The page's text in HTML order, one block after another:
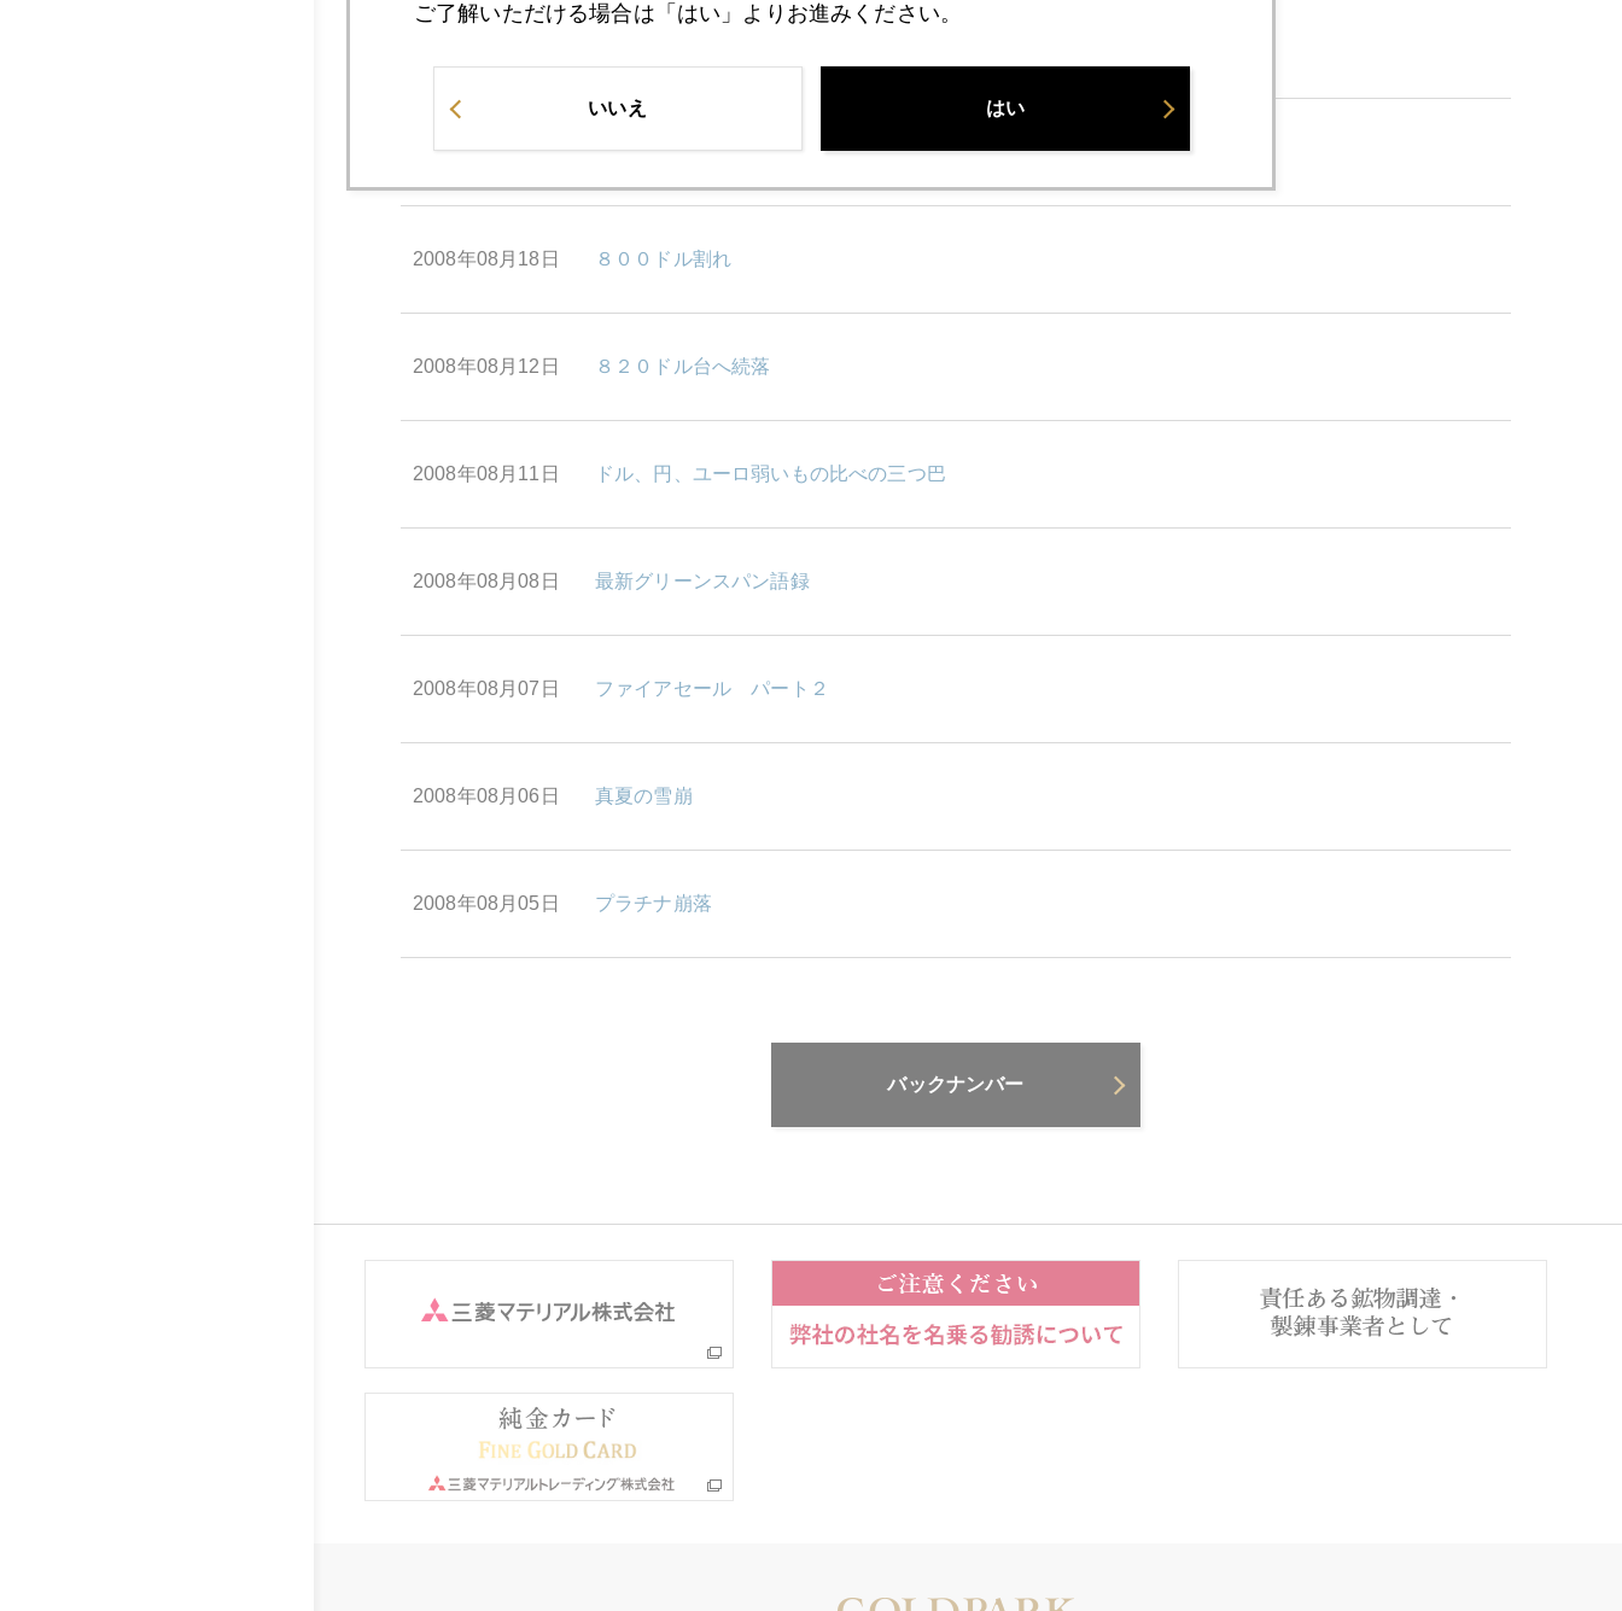
2008年08月19日 このドル高はホンモノ？
2008年08月18日 ８００ドル割れ
2008年08月12日 ８２０ドル台へ続落
2008年08月11日 ドル、円、ユーロ弱いもの比べの三つ巴
2008年08月08日 最新グリーンスパン語録
2008年08月07日 ファイアセール パート２
2008年08月06日 真夏の雪崩
2008年08月05日 プラチナ崩落
バックナンバー
ご了解いただける場合は「はい」よりお進みください。
いいえ はい